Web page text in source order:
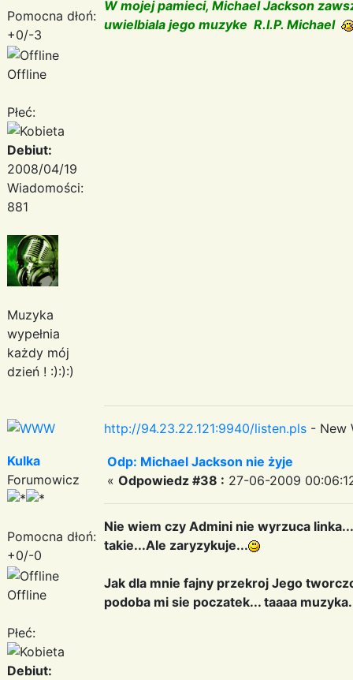
Pomocna dłoń:
+0/-3
Offline
Płeć:
Debiut:
2008/04/19
Wiadomości:
881
Muzyka
wypełnia
każdy mój
dzień ! :):):)
W mojej pamieci, Michael Jackson
uwielbiala jego muzyke R.I.P. Michael
http://94.23.22.121:9940/listen.pls - New
Kulka
Forumowicz
Pomocna dłoń:
+0/-0
Offline
Płeć:
Debiut:
Odp: Michael Jackson nie żyje
« Odpowiedz #38 : 27-06-2009
Nie wiem czy Admini nie wyrzuca
takie...Ale zaryzykuje...
Jak dla mnie fajny przekroj Jego
podoba mi sie poczatek... taaaa